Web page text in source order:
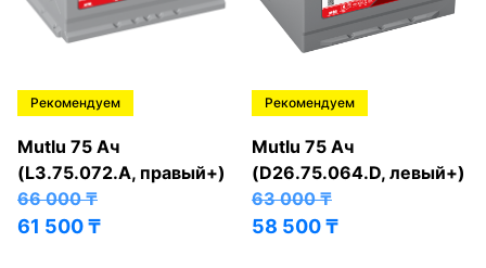
Рекомендуем
Mutlu 75 Ач
(L3.75.072.A, правый+)
66 000₸
61 500₸
Рекомендуем
Mutlu 75 Ач
(D26.75.064.D, левый+)
63 000₸
58 500₸